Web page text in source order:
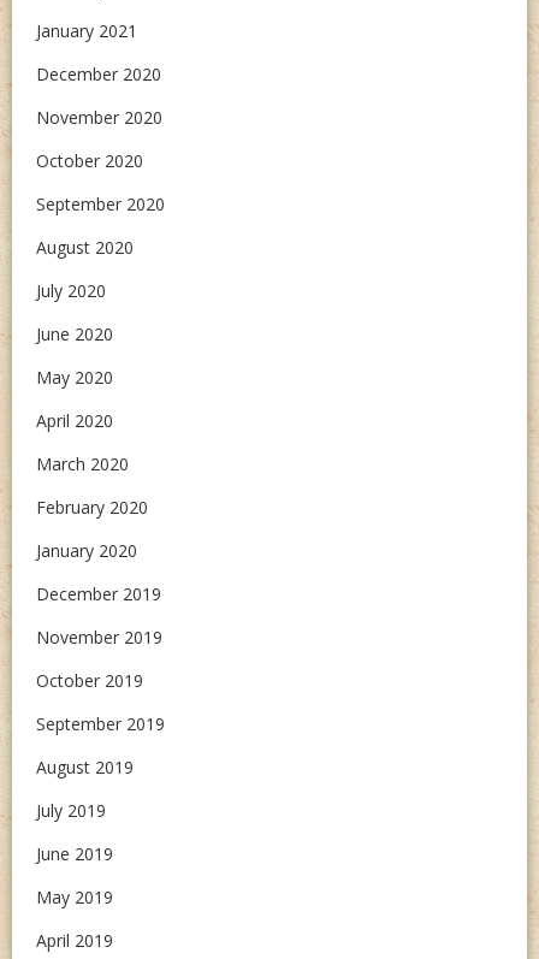
January 2021
December 2020
November 2020
October 2020
September 2020
August 2020
July 2020
June 2020
May 2020
April 2020
March 2020
February 2020
January 2020
December 2019
November 2019
October 2019
September 2019
August 2019
July 2019
June 2019
May 2019
April 2019